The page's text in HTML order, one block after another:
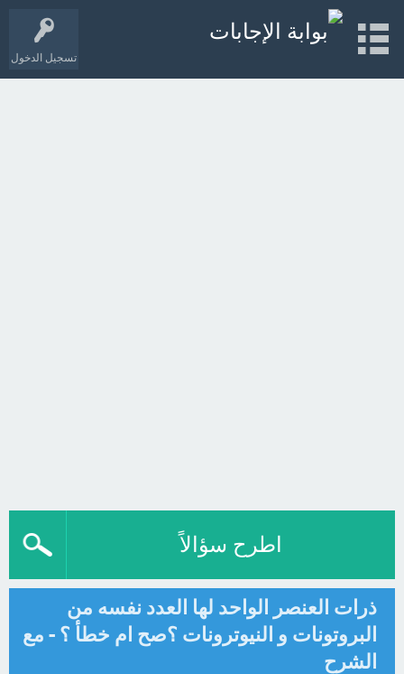
تسجيل الدخول
اطرح سؤالاً
ذرات العنصر الواحد لها العدد نفسه من
البروتونات و النيوترونات ؟صح ام خطأ ؟ - مع
الشرح